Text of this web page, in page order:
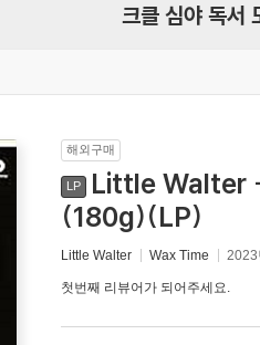
크클 심야 독서
해외구매
LP
Little Walter
(180g)(LP)
Little Walter Wax Time 2023
첫번째 리뷰어가 되어주세요.